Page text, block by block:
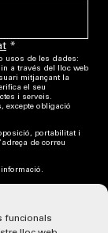
funcionals
*
usos de les dades:
a través del lloc web
mitjançant la
el seu
i serveis.
excepte obligació
portabilitat i
de correu
la Newsletter
34 636 234 320